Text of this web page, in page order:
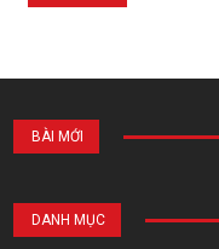
BÀI MỚI
DANH MỤC